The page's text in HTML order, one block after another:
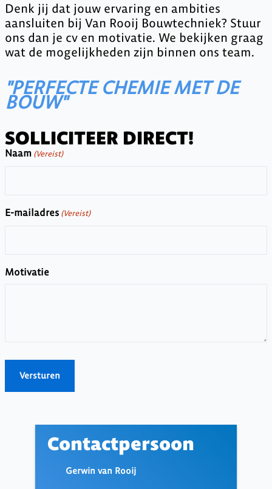
Denk jij dat jouw ervaring en ambities
aansluiten bij Van Rooij Bouwtechniek? Stuur
ons dan je cv en motivatie. We bekijken graag
wat de mogelijkheden zijn binnen ons team.
"PERFECTE CHEMIE MET DE
BOUW"
SOLLICITEER DIRECT!
Naam (Vereist)
E-mailadres (Vereist)
Motivatie
Contactpersoon
Gerwin van Rooij